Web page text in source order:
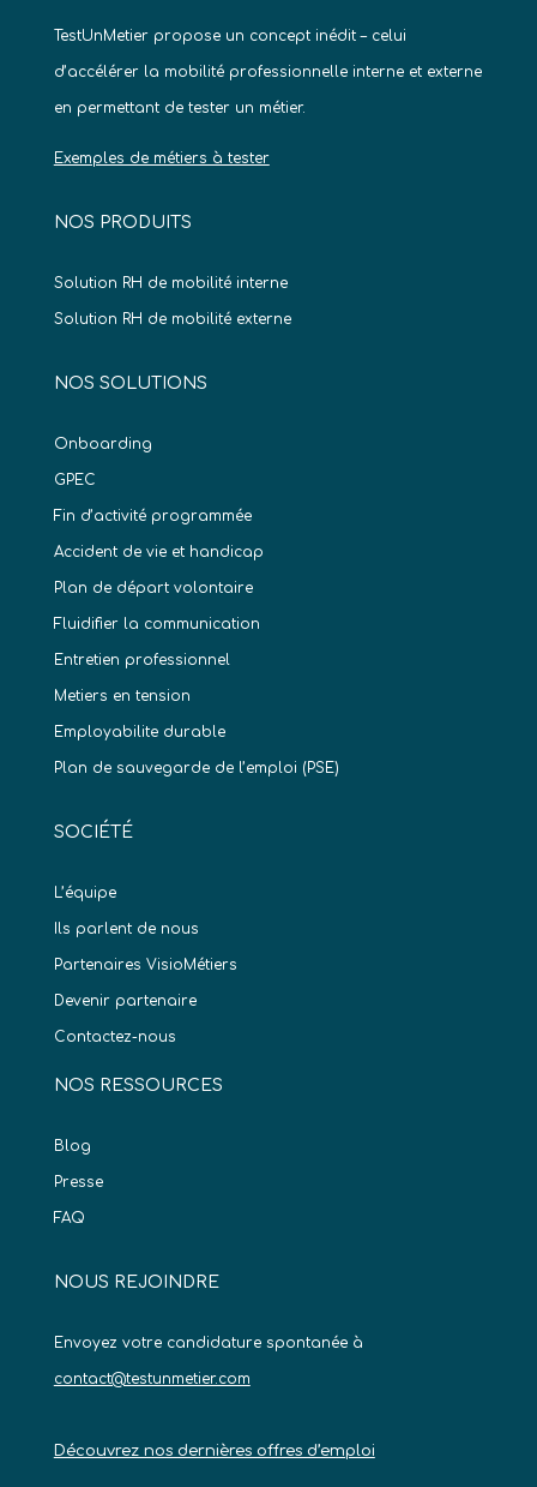
TestUnMetier propose un concept inédit – celui
d’accélérer la mobilité professionnelle interne et externe
en permettant de tester un métier.
Exemples de métiers à tester
NOS PRODUITS
Solution RH de mobilité interne
Solution RH de mobilité externe
NOS SOLUTIONS
Onboarding
GPEC
Fin d’activité programmée
Accident de vie et handicap
Plan de départ volontaire
Fluidifier la communication
Entretien professionnel
Metiers en tension
Employabilite durable
Plan de sauvegarde de l’emploi (PSE)
SOCIÉTÉ
L’équipe
Ils parlent de nous
Partenaires VisioMétiers
Devenir partenaire
Contactez-nous
NOS RESSOURCES
Blog
Presse
FAQ
NOUS REJOINDRE
Envoyez votre candidature spontanée à
contact@testunmetier.com
Découvrez nos dernières offres d’emploi